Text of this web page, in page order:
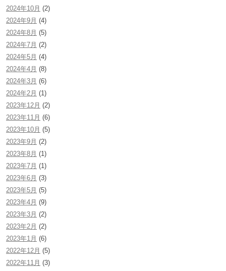
2024年10月 (2)
2024年9月 (4)
2024年8月 (5)
2024年7月 (2)
2024年5月 (4)
2024年4月 (8)
2024年3月 (6)
2024年2月 (1)
2023年12月 (2)
2023年11月 (6)
2023年10月 (5)
2023年9月 (2)
2023年8月 (1)
2023年7月 (1)
2023年6月 (3)
2023年5月 (5)
2023年4月 (9)
2023年3月 (2)
2023年2月 (2)
2023年1月 (6)
2022年12月 (5)
2022年11月 (3)